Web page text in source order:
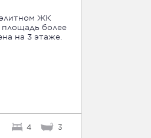
элитном ЖК
площадь более
на 3 этаже.
4 3